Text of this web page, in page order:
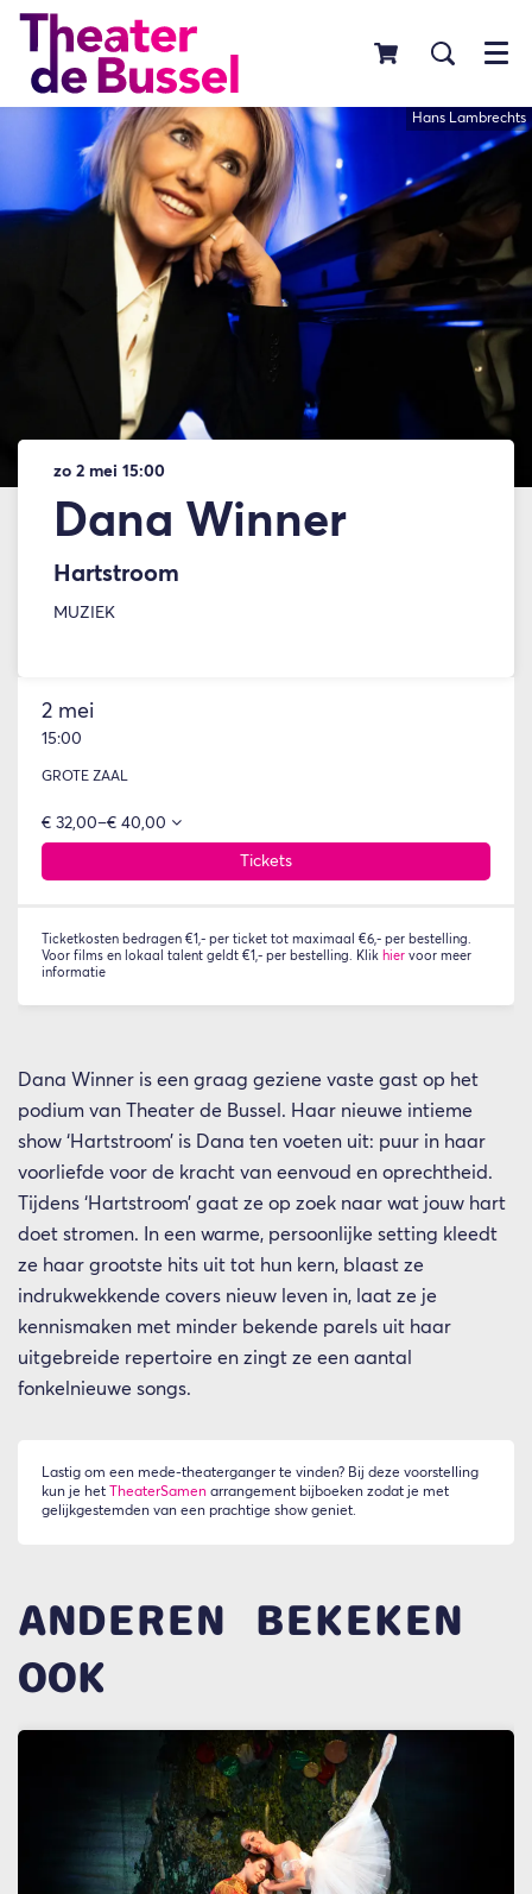
Menu
Hans Lambrechts
Dana Winner
Hartstroom
zo 2 mei 15:00
MUZIEK
2 mei
15:00
GROTE ZAAL
€ 32,00–€ 40,00
Tickets
Ticketkosten bedragen €1,- per ticket tot maximaal €6,- per bestelling.
Voor films en lokaal talent geldt €1,- per bestelling. Klik hier voor meer
informatie
Dana Winner is een graag geziene vaste gast op het
podium van Theater de Bussel. Haar nieuwe intieme
show ‘Hartstroom’ is Dana ten voeten uit: puur in haar
voorliefde voor de kracht van eenvoud en oprechtheid.
Tijdens ‘Hartstroom’ gaat ze op zoek naar wat jouw hart
doet stromen. In een warme, persoonlijke setting kleedt
ze haar grootste hits uit tot hun kern, blaast ze
indrukwekkende covers nieuw leven in, laat ze je
kennismaken met minder bekende parels uit haar
uitgebreide repertoire en zingt ze een aantal
fonkelnieuwe songs.
Lastig om een mede-theaterganger te vinden? Bij deze voorstelling
kun je het
TheaterSamen arrangement bijboeken zodat je met
gelijkgestemden van een prachtige show geniet.
ANDEREN BEKEKEN
OOK